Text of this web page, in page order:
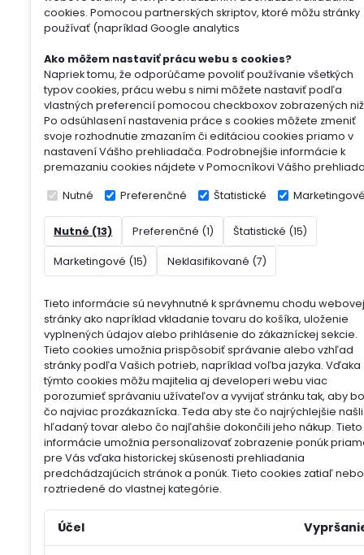
cookies. Pomocou partnerských skriptov, ktoré môžu stránky
používať (napríklad Google analytics
Ako môžem nastaviť prácu webu s cookies?
Napriek tomu, že odporúčame povoliť používanie všetkých
typov cookies, prácu webu s nimi môžete nastaviť podľa
vlastných preferencií pomocou checkboxov zobrazených
Po odsúhlasení nastavenia práce s cookies môžete zmeniť
svoje rozhodnutie zmazaním či editáciou cookies priamo v
nastavení Vášho prehliadača. Podrobnejšie informácie k
premazaniu cookies nájdete v Pomocníkovi Vášho
Nutné Preferenčné Štatistické Marketingové
Nutné (13) Preferenčné (1) Štatistické (15)
Marketingové (15) Neklasifikované (7)
Tieto informácie sú nevyhnutné k správnemu chodu webovej
stránky ako napríklad vkladanie tovaru do košíka, uloženie
vyplnených údajov alebo prihlásenie do zákazníckej sekcie.
Tieto cookies umožnia prispôsobiť správanie alebo vzhľad
stránky podľa Vašich potrieb, napríklad voľba jazyka. Vďaka
týmto cookies môžu majitelia aj developeri webu viac
porozumieť správaniu užívateľov a vyvijať stránku tak, aby
čo najviac prozákaznícka. Teda aby ste čo najrýchlejšie našli
hľadaný tovar alebo čo najľahšie dokončili jeho nákup. Tieto
informácie umožnia personalizovať zobrazenie ponúk
pre Vás vďaka historickej skúsenosti prehliadania
predchádzajúcich stránok a ponúk. Tieto cookies zatiaľ
roztriedené do vlastnej kategórie.
Účel